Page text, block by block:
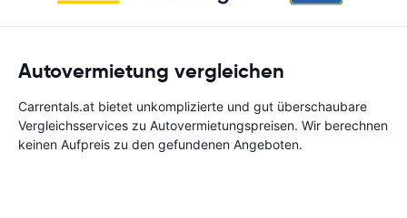
Autovermietung vergleichen
Carrentals.at bietet unkomplizierte und gut überschaubare
Vergleichsservices zu Autovermietungspreisen. Wir berechnen
keinen Aufpreis zu den gefundenen Angeboten.